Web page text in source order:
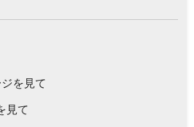
を見て
見て